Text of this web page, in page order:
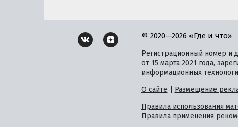
© 2020—2026 «Где и что»
Регистрационный номер и
от 15 марта 2021 года,
информационных
О сайте
Размещение
Правила использования
Правила применения